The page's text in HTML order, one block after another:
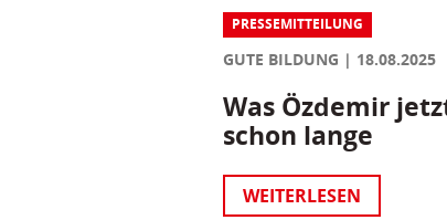
PRESSEMITTEILUNG
GUTE BILDUNG 18.08.2025
Was Özdemir
schon lange
WEITERLESEN